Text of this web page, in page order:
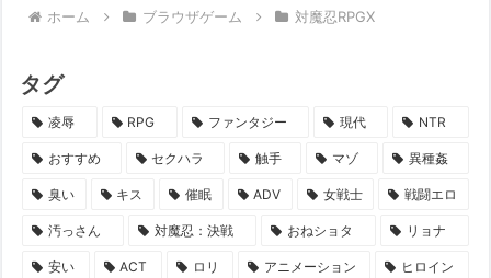
ホーム ブラウザゲーム 対魔忍RPGX
タグ
凌辱 RPG ファンタジー 現代 NTR
おすすめ セクハラ 触手 マゾ 異種姦
臭い キス 催眠 ADV 女戦士 戦闘エロ
汚っさん 対魔忍：決戦 おねショタ リョナ
安い ACT ロリ アニメーション ヒロイン